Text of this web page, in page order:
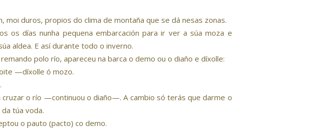
moi duros, propios do clima de montaña que se dá nesas zonas.
os días nunha pequena embarcación para ir ver a súa moza e
aldea. E así durante todo o inverno.
polo río, apareceu na barca o demo ou o diaño e díxolle:
—díxolle ó mozo.
o río —continuou o diaño—. A cambio só terás que darme o
túa voda.
o pauto (pacto) co demo.